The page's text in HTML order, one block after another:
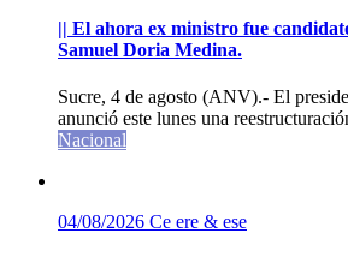
|| El ahora ex ministro fue
Samuel Doria Medina.
Sucre, 4 de agosto (ANV).- El
anunció este lunes una
Nacional
04/08/2026 Ce ere & ese